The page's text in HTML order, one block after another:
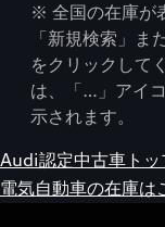
※ 全国の在庫が
「新規検索」ま
をクリックして
は、「…」アイ
示されます。
Audi認定中古車トッ
電気自動車の在庫は